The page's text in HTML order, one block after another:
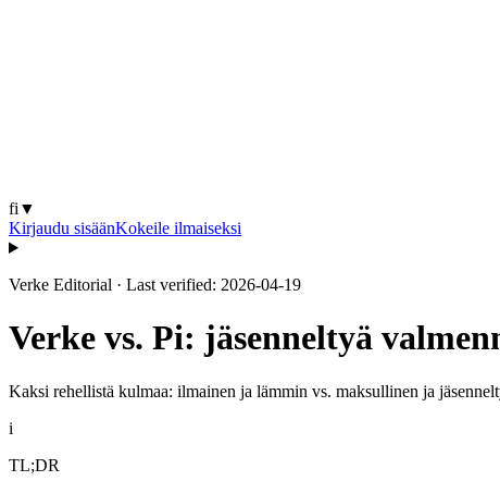
fi ▼
Kirjaudu sisäänKokeile ilmaiseksi
Verke Editorial · Last verified: 2026-04-19
Verke vs. Pi: jäsenneltyä
Kaksi rehellistä kulmaa: ilmainen ja lämmin vs. maksullinen ja
i
TL;DR